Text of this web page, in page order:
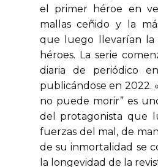
el primer héroe en
mallas ceñido y la
que luego llevarían la
héroes. La serie
diaria de periódico
publicándose en 2022.
no puede morir” es
del protagonista que
fuerzas del mal, de
de su inmortalidad se
la longevidad de la